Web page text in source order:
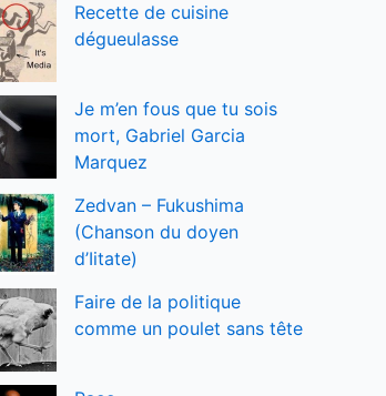
Recette de cuisine
dégueulasse
Je m’en fous que tu sois
mort, Gabriel Garcia
Marquez
Zedvan – Fukushima
(Chanson du doyen
d’Iitate)
Faire de la politique
comme un poulet sans tête